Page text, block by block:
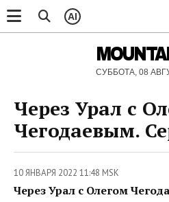
AI
СУББОТА, 08
Через Урал с
Чегодаевым.
10 ЯНВАРЯ 2022 11:48 MSK
Через Урал с Олегом